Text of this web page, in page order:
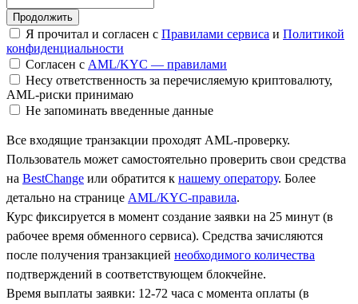
Я прочитал и согласен с Правилами сервиса и Политикой
конфиденциальности
Согласен с AML/KYC — правилами
Несу ответственность за перечисляемую криптовалюту,
AML-риски принимаю
Не запоминать введенные данные
Все входящие транзакции проходят AML-проверку.
Пользователь может самостоятельно проверить свои средства
на BestChange или обратится к нашему оператору. Более
детально на странице AML/KYC-правила.
Курс фиксируется в момент создание заявки на 25 минут (в
рабочее время обменного сервиса). Средства зачисляются
после получения транзакцией необходимого количества
подтверждений в соответствующем блокчейне.
Время выплаты заявки: 12-72 часа с момента оплаты (в